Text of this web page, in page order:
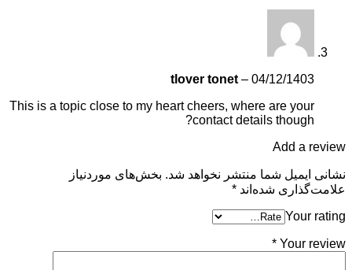
tlover tonet – 04/12/1403
This is a topic close to my heart cheers, where are your
contact details though?
Add a review
نشانی ایمیل شما منتشر نخواهد شد. بخش‌های موردنیاز
علامت‌گذاری شده‌اند *
Your rating
Your review
*